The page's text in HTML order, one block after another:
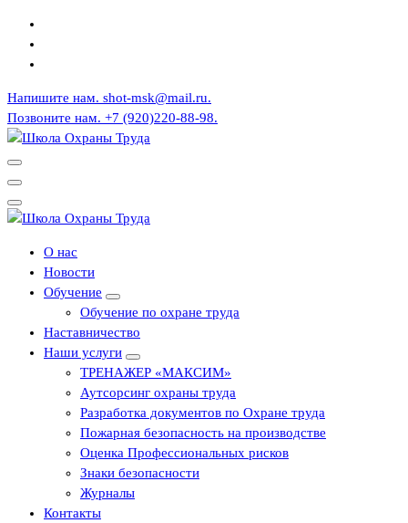
Перейти
содержимому
Напишите нам. shot-msk@mail.ru.
Позвоните нам. +7 (920)220-88-98.
СОУТ Воронеж
О нас
Новости
Обучение
Обучение по охране труда
Наставничество
Наши услуги
ТРЕНАЖЕР «МАКСИМ»
Аутсорсинг охраны труда
Разработка документов по Охране труда
Пожарная безопасность на производстве
Оценка Профессиональных рисков
Знаки безопасности
Журналы
Контакты